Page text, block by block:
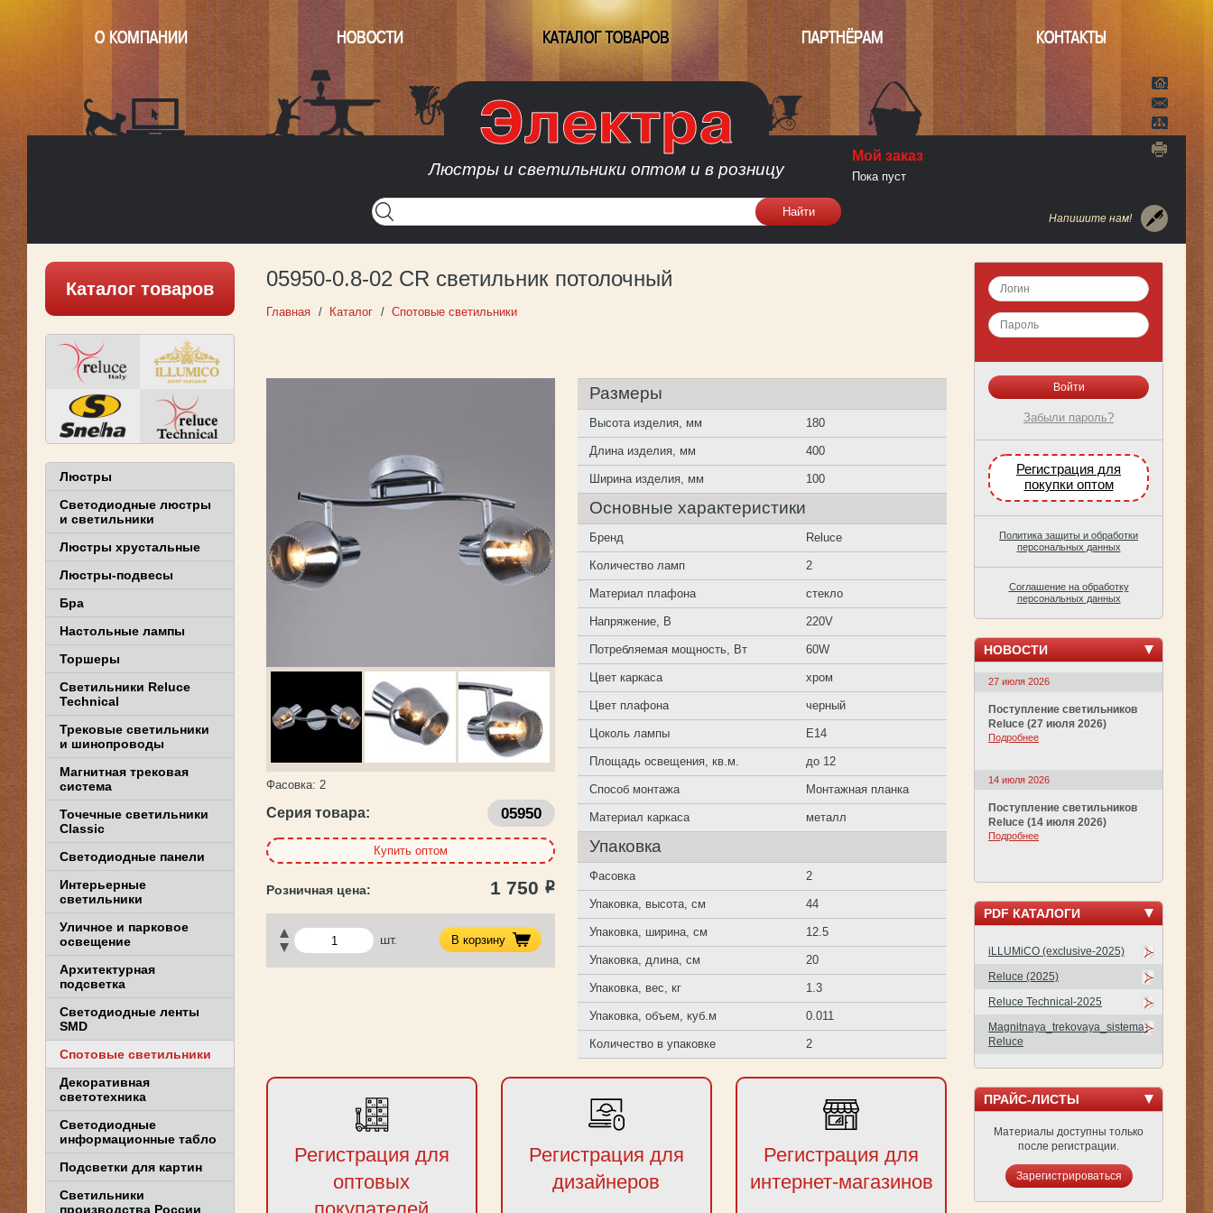
О КОМПАНИИ НОВОСТИ КАТАЛОГ ТОВАРОВ ПАРТНЁРАМ КОНТАКТЫ
Люстры и светильники оптом и в розницу
Написать нам
Карта
Напишите нам!
Мой заказ
Пока пуст
05950-0.8-02 CR светильник потолочный
Главная Каталог Спотовые светильники
Фасовка: 2
Серия товара: 05950
Купить оптом
1 750 Р
шт. В корзину
Размеры
Высота изделия, мм 180
Длина изделия, мм 400
Ширина изделия, мм 100
Основные характеристики
Бренд Reluce
Количество ламп 2
Материал плафона стекло
Напряжение, В 220V
Потребляемая мощность, Вт 60W
Цвет каркаса хром
Цвет плафона черный
Цоколь лампы E14
Площадь освещения, кв.м. до 12
Способ монтажа Монтажная планка
Материал каркаса металл
Упаковка
Фасовка 2
Упаковка, высота, см 44
Упаковка, ширина, см 12.5
Упаковка, длина, см 20
Упаковка, вес, кг 1.3
Упаковка, объем, куб.м 0.011
Количество в упаковке 2
Регистрация для
оптовых
Регистрация для
дизайнеров
Регистрация для
интернет-магазинов
Каталог товаров
Люстры
Светодиодные люстры
и светильники
Люстры хрустальные
Люстры-подвесы
Бра
Настольные лампы
Торшеры
Светильники Reluce
Technical
Трековые светильники
и шинопроводы
Магнитная трековая
система
Точечные светильники
Classic
Светодиодные панели
Интерьерные
светильники
Уличное и парковое
освещение
Архитектурная
подсветка
Светодиодные ленты
SMD
Спотовые светильники
Декоративная
светотехника
Светодиодные
информационные табло
Подсветки для картин
Светильники
производства России
Забыли пароль?
Регистрация для
покупки оптом
Политика защиты и обработки
персональных данных
Соглашение на обработку
персональных данных
НОВОСТИ
27 июля 2026
Поступление светильников
Reluce (27 июля 2026)
Подробнее
14 июля 2026
Поступление светильников
Reluce (14 июля 2026)
Подробнее
PDF КАТАЛОГИ
iLLUMiCO (exclusive-2025)
Reluce (2025)
Reluce Technical-2025
Magnitnaya_trekovaya_sistema-
Reluce
ПРАЙС-ЛИСТЫ
Материалы доступны только
после регистрации.
Зарегистрироваться